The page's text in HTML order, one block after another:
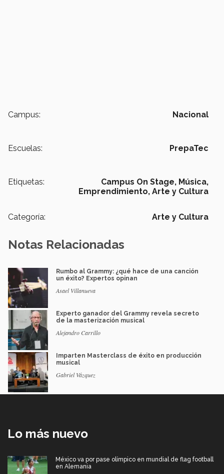
Campus: Nacional
Escuelas: PrepaTec
Etiquetas: Campus On Stage, Música,
Emprendimiento, Arte y Cultura
Categoría: Arte y Cultura
Notas Relacionadas
Rumbo al Grammy: ¿qué hace de una canción
un éxito? Expertos opinan
Asael Villanueva
Experto ganador del Grammy revela secreto
de la masterización musical
Alejandro Carrillo
Imparten Masterclass de éxito en producción
musical
Gabriel Vázquez
Lo más nuevo
México va por pase olímpico en mundial de flag football
en Alemania